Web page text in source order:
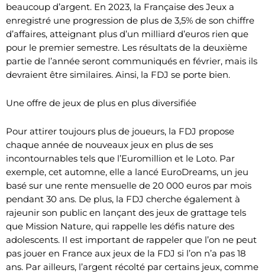
beaucoup d’argent. En 2023, la Française des Jeux a
enregistré une progression de plus de 3,5% de son chiffre
d’affaires, atteignant plus d’un milliard d’euros rien que
pour le premier semestre. Les résultats de la deuxième
partie de l’année seront communiqués en février, mais ils
devraient être similaires. Ainsi, la FDJ se porte bien.
Une offre de jeux de plus en plus diversifiée
Pour attirer toujours plus de joueurs, la FDJ propose
chaque année de nouveaux jeux en plus de ses
incontournables tels que l’Euromillion et le Loto. Par
exemple, cet automne, elle a lancé EuroDreams, un jeu
basé sur une rente mensuelle de 20 000 euros par mois
pendant 30 ans. De plus, la FDJ cherche également à
rajeunir son public en lançant des jeux de grattage tels
que Mission Nature, qui rappelle les défis nature des
adolescents. Il est important de rappeler que l’on ne peut
pas jouer en France aux jeux de la FDJ si l’on n’a pas 18
ans. Par ailleurs, l’argent récolté par certains jeux, comme